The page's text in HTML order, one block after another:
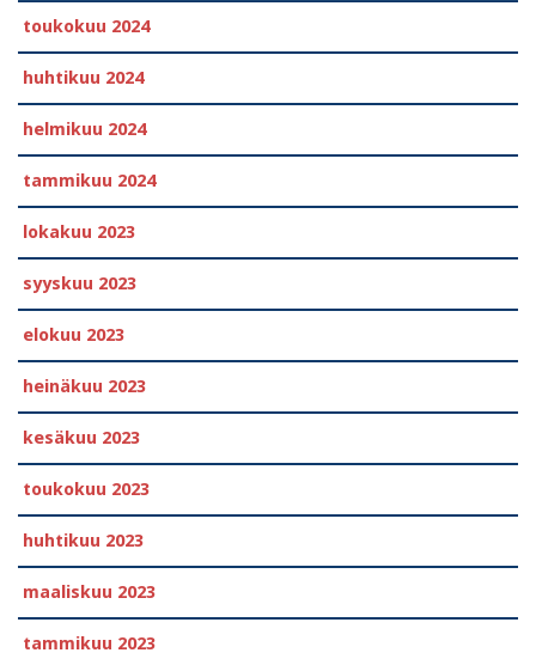
toukokuu 2024
huhtikuu 2024
helmikuu 2024
tammikuu 2024
lokakuu 2023
syyskuu 2023
elokuu 2023
heinäkuu 2023
kesäkuu 2023
toukokuu 2023
huhtikuu 2023
maaliskuu 2023
tammikuu 2023